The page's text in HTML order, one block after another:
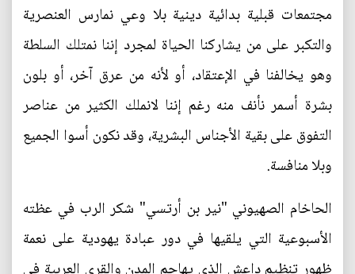
مجتمعات قبلية بدائية دينية بلا وعي نمارس العنصرية
والتكبر على من يشاركنا الحياة لمجرد إننا نمتلك السلطة
وهو يخالفنا في الإعتقاد، أو لأنه من عرق آخر، أو بلون
بشرة أسمر نأنف منه رغم إننا لانملك الكثير من عناصر
التفوق على بقية الأجناس البشرية، وقد نكون أسوا الجميع
وبلا منافسة.
الحاخام الصهيوني "نير بن أرتسي" شكر الرب في عظته
الأسبوعية التي يلقيها في دور عبادة يهودية على نعمة